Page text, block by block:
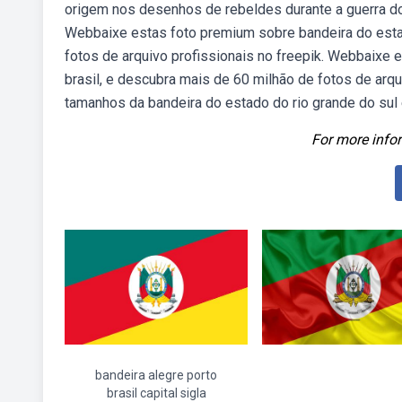
origem nos desenhos de rebeldes durante a guerra
Webbaixe estas foto premium sobre bandeira do
fotos de arquivo profissionais no freepik. Webbaixe
brasil, e descubra mais de 60 milhão de fotos de
tamanhos da bandeira do estado do rio grande do sul
For more
bandeira alegre porto
brasil capital sigla